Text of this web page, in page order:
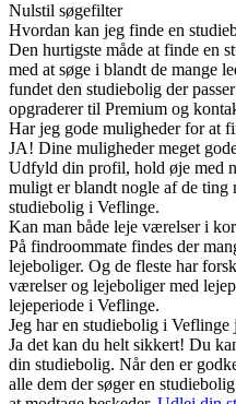
Nulstil søgefilter
Hvordan kan jeg finde en
Den hurtigste måde at finde en
med at søge i blandt de mange
fundet den studiebolig der
opgraderer til Premium og
Har jeg gode muligheder for at
JA! Dine muligheder meget
Udfyld din profil, hold øje med
muligt er blandt nogle af de ting
studiebolig i Veflinge.
Kan man både leje værelser i
På findroommate findes der
lejeboliger. Og de fleste har
værelser og lejeboliger med
lejeperiode i Veflinge.
Jeg har en studiebolig i
Ja det kan du helt sikkert! Du
din studiebolig. Når den er
alle dem der søger en